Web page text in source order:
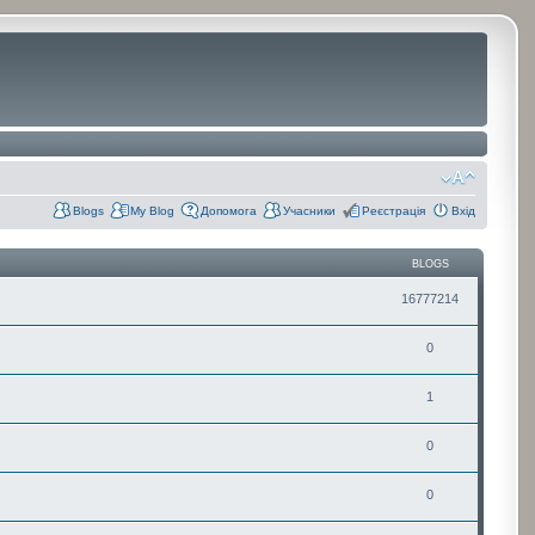
Blogs My Blog Допомога Учасники Реєстрація Вхід
BLOGS
16777214
0
1
0
0